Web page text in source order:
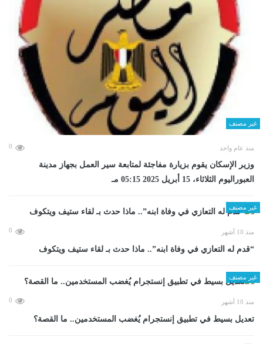
غير مصنف
منذ عام واحد 0
وزير الإسكان يقوم بزيارة مفاجئة لمتابعة سير العمل بجهاز مدينة
العبوراليوم الثلاثاء، 15 أبريل 2025 05:15 مـ
غير مصنف
منذ 10 أشهر 0
“قدم له التعازي في وفاة ابنه”.. ماذا حدث بـ لقاء ستيف ويتكوف
غير مصنف
منذ 10 أشهر 0
تعديل بسيط في تطبيق إنستجرام يُغضب المستخدمين.. ما القصة؟